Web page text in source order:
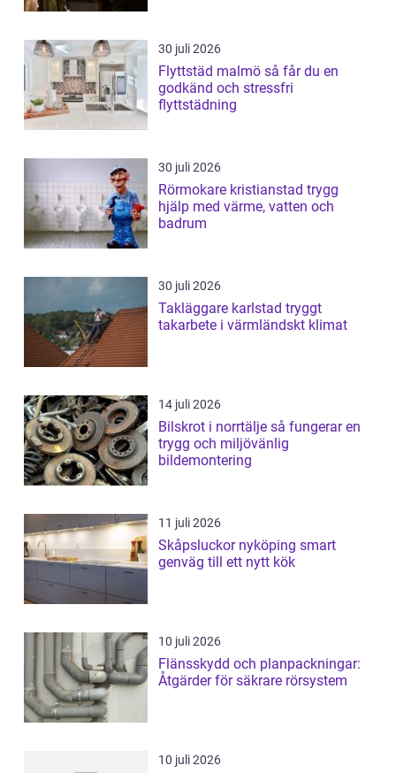
30 juli 2026
Flyttstäd malmö så får du en
godkänd och stressfri
flyttstädning
30 juli 2026
Rörmokare kristianstad trygg
hjälp med värme, vatten och
badrum
30 juli 2026
Takläggare karlstad tryggt
takarbete i värmländskt klimat
14 juli 2026
Bilskrot i norrtälje så fungerar en
trygg och miljövänlig
bildemontering
11 juli 2026
Skåpsluckor nyköping smart
genväg till ett nytt kök
10 juli 2026
Flänsskydd och planpackningar:
Åtgärder för säkrare rörsystem
10 juli 2026